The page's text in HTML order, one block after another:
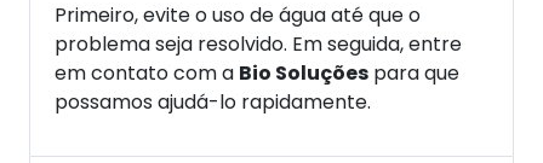
Primeiro, evite o uso de água até que o
problema seja resolvido. Em seguida, entre
em contato com a Bio Soluções para que
possamos ajudá-lo rapidamente.